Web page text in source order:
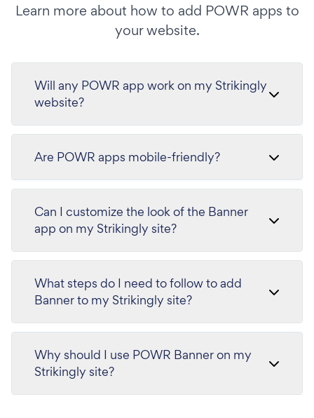
Learn more about how to add POWR apps to
your website.
Will any POWR app work on my Strikingly
website?
Are POWR apps mobile-friendly?
Can I customize the look of the Banner
app on my Strikingly site?
What steps do I need to follow to add
Banner to my Strikingly site?
Why should I use POWR Banner on my
Strikingly site?